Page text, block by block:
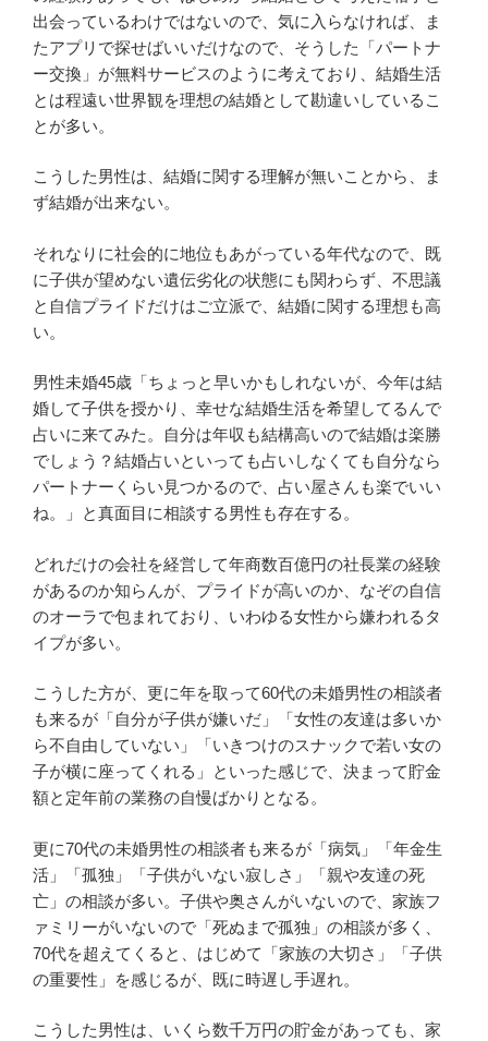
出会っているわけではないので、気に入らなければ、ま
たアプリで探せばいいだけなので、そうした「パートナ
ー交換」が無料サービスのように考えており、結婚生活
とは程遠い世界観を理想の結婚として勘違いしているこ
とが多い。
こうした男性は、結婚に関する理解が無いことから、ま
ず結婚が出来ない。
それなりに社会的に地位もあがっている年代なので、既
に子供が望めない遺伝劣化の状態にも関わらず、不思議
と自信プライドだけはご立派で、結婚に関する理想も高
い。
男性未婚45歳「ちょっと早いかもしれないが、今年は結
婚して子供を授かり、幸せな結婚生活を希望してるんで
占いに来てみた。自分は年収も結構高いので結婚は楽勝
でしょう？結婚占いといっても占いしなくても自分なら
パートナーくらい見つかるので、占い屋さんも楽でいい
ね。」と真面目に相談する男性も存在する。
どれだけの会社を経営して年商数百億円の社長業の経験
があるのか知らんが、プライドが高いのか、なぞの自信
のオーラで包まれており、いわゆる女性から嫌われるタ
イプが多い。
こうした方が、更に年を取って60代の未婚男性の相談者
も来るが「自分が子供が嫌いだ」「女性の友達は多いか
ら不自由していない」「いきつけのスナックで若い女の
子が横に座ってくれる」といった感じで、決まって貯金
額と定年前の業務の自慢ばかりとなる。
更に70代の未婚男性の相談者も来るが「病気」「年金生
活」「孤独」「子供がいない寂しさ」「親や友達の死
亡」の相談が多い。子供や奥さんがいないので、家族フ
ァミリーがいないので「死ぬまで孤独」の相談が多く、
70代を超えてくると、はじめて「家族の大切さ」「子供
の重要性」を感じるが、既に時遅し手遅れ。
こうした男性は、いくら数千万円の貯金があっても、家